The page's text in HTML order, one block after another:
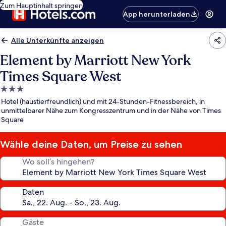
Zum Hauptinhalt springen
App herunterladen
Alle Unterkünfte anzeigen
Element by Marriott New York
Times Square West
3.0-
Sterne-
Unterkunft
Hotel (haustierfreundlich) und mit 24-Stunden-Fitnessbereich, in
unmittelbarer Nähe zum Kongresszentrum und in der Nähe von Times
Square
Wähle deine Daten, um Preise zu sehen
Wo soll’s hingehen?
Daten
Gäste